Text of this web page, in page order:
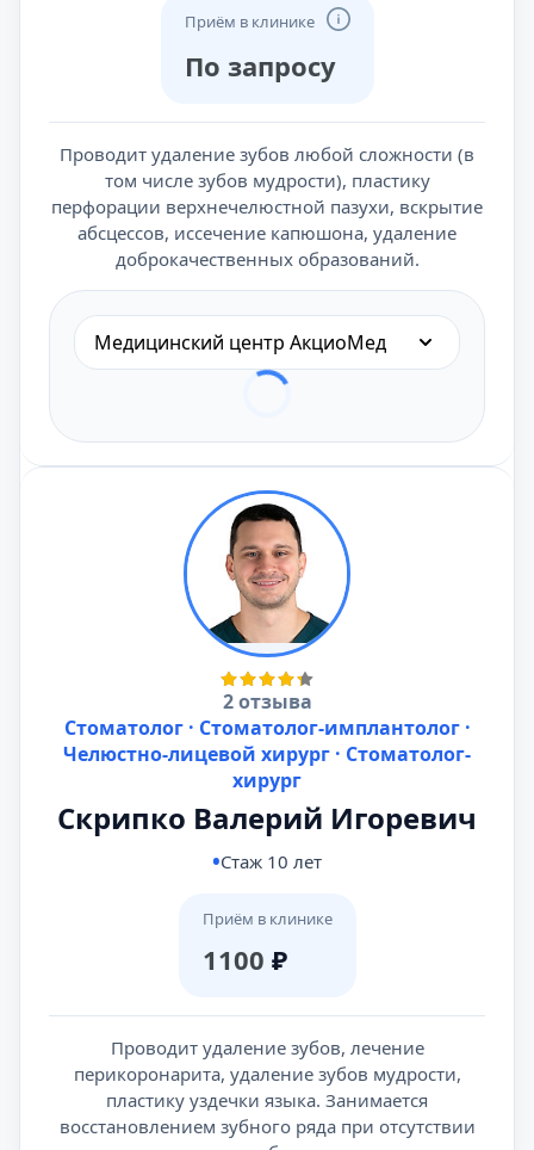
Приём в клинике
По запросу
Проводит удаление зубов любой сложности (в
том числе зубов мудрости), пластику
перфорации верхнечелюстной пазухи, вскрытие
абсцессов, иссечение капюшона, удаление
доброкачественных образований.
Медицинский центр АкциоМед
2 отзыва
Стоматолог · Стоматолог-имплантолог ·
Челюстно-лицевой хирург · Стоматолог-
хирург
Скрипко Валерий Игоревич
Стаж 10 лет
Приём в клинике
1100 ₽
Проводит удаление зубов, лечение
перикоронарита, удаление зубов мудрости,
пластику уздечки языка. Занимается
восстановлением зубного ряда при отсутствии